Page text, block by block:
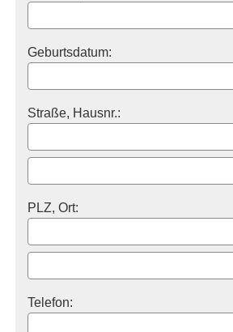
Geburts­datum:
Straße, Hausnr.:
PLZ, Ort:
Telefon: